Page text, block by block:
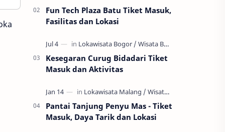
Ha…
Fun Tech Plaza Batu Tiket Masuk,
Fasilitas dan Lokasi
Kesegaran Curug Bidadari Tiket
Masuk dan Aktivitas
Pantai Tanjung Penyu Mas - Tiket
Masuk, Daya Tarik dan Lokasi